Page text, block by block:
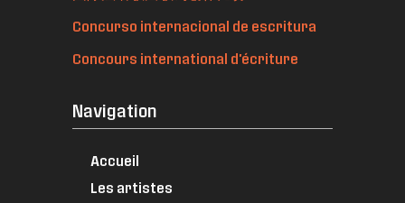
Concurso internacional de escritura
Concours international d'écriture
Navigation
Accueil
Les artistes